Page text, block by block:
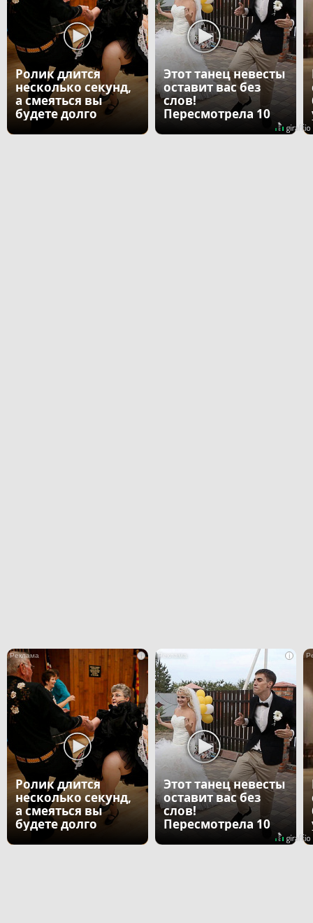
Ролик длится
несколько секунд,
а смеяться вы
будете долго
Этот танец невесты
оставит вас без
слов!
Пересмотрела 10
i
Ролик длится
несколько секунд,
а смеяться вы
будете долго
i
Этот танец невесты
оставит вас без
слов!
Пересмотрела 10